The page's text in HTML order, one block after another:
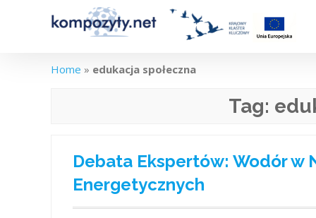
Home » edukacja społeczna
Tag:
Debata Ekspertów: Wodór w
Energetycznych